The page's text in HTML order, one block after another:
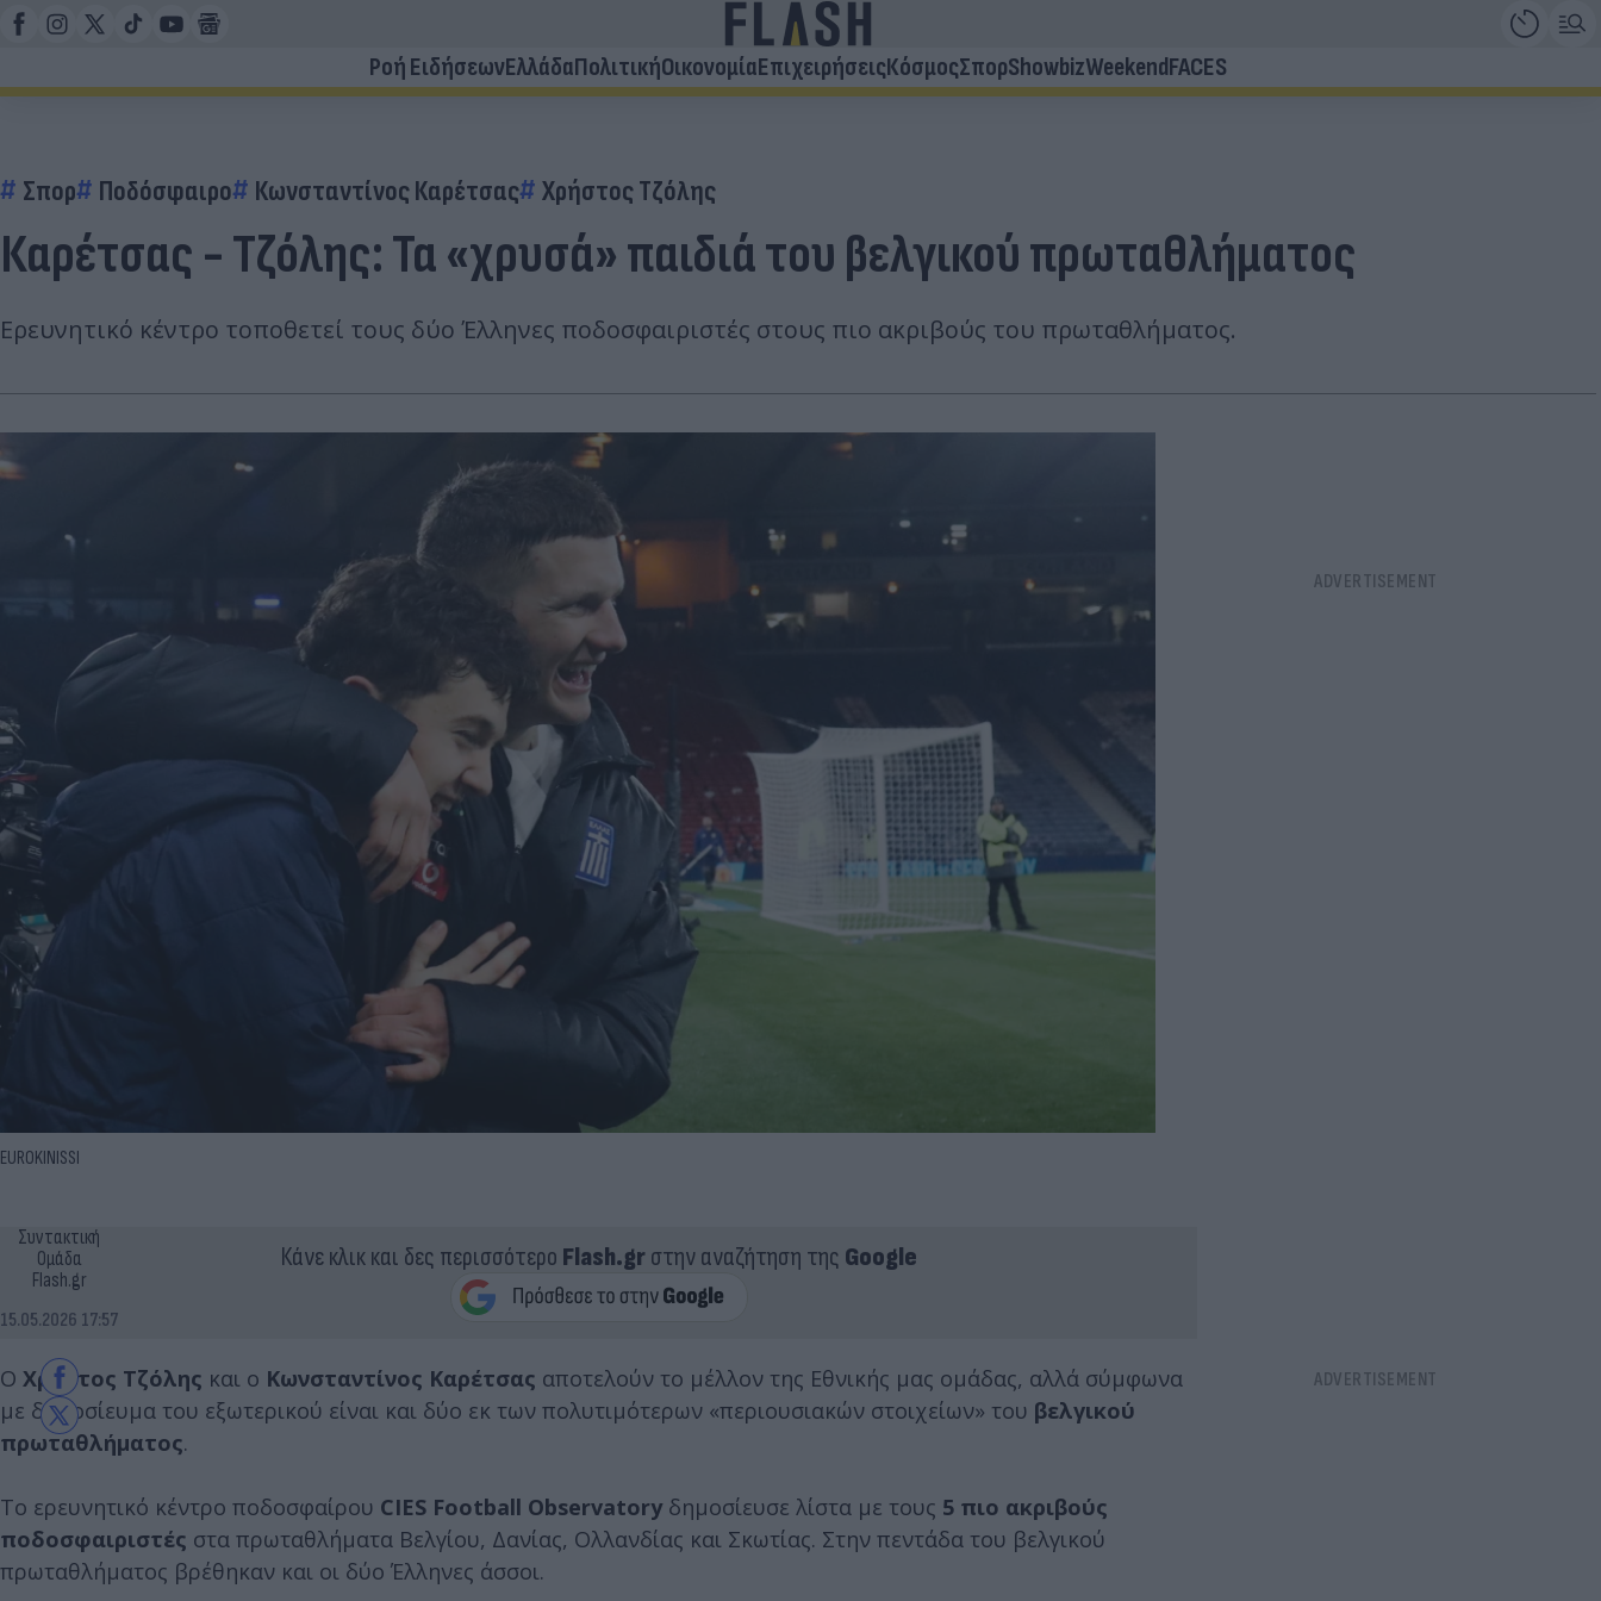
Ροή ΕιδήσεωνΕλλάδαΠολιτικήΟικονομίαΕπιχειρήσειςΚόσμοςΣπορShowbizWeekendFACES
Σπορ Ποδόσφαιρο Κωνσταντίνος Καρέτσας Χρήστος Τζόλης
Καρέτσας - Τζόλης: Τα «χρυσά» παιδιά του βελγικού πρωταθλήματος
Ερευνητικό κέντρο τοποθετεί τους δύο Έλληνες ποδοσφαιριστές στους πιο ακριβούς του πρωταθλήματος.
EUROKINISSI
Συντακτική
Ομάδα
Flash.gr
15.05.2026 17:57
Κάνε κλικ και δες περισσότερο Flash.grστην αναζήτηση της Google
Ο Χρήστος Τζόλης και ο Κωνσταντίνος Καρέτσας αποτελούν το μέλλον της Εθνικής μας ομάδας, αλλά σύμφωνα
με δημοσίευμα του εξωτερικού είναι και δύο εκ των πολυτιμότερων «περιουσιακών στοιχείων» του βελγικού
πρωταθλήματος.
Το ερευνητικό κέντρο ποδοσφαίρου CIES Football Observatoryδημοσίευσε λίστα με τους 5 πιο ακριβούς
ποδοσφαιριστές στα πρωταθλήματα Βελγίου, Δανίας, Ολλανδίας και Σκωτίας. Στην πεντάδα του βελγικού
πρωταθλήματος βρέθηκαν και οι δύο Έλληνες άσσοι.